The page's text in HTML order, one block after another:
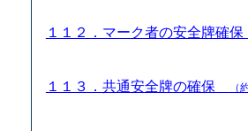
１１２．マーク者の安全牌確
１１３．共通安全牌の確保 （